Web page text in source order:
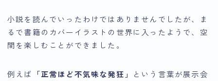
小説を読んでいったわけではありませんでしたが、ま
るで書籍のカバーイラストの世界に入ったようで、空
間を楽しむことができました。
例えば 「正常ほど不気味な発狂」
という言葉が展示会